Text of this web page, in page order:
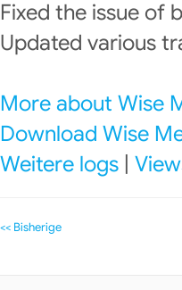
Fixed the issue of
Updated various
More about Wise
Download Wise
Weitere logs
<< Bisherige